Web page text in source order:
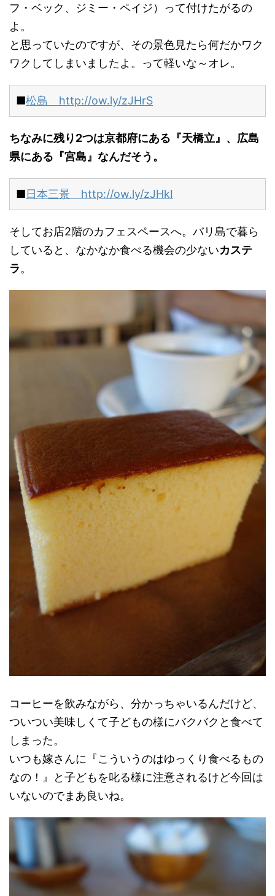
フ・ベック、ジミー・ペイジ）って付けたがるの
よ。
と思っていたのですが、その景色見たら何だかワク
ワクしてしまいましたよ。って軽いな～オレ。
■松島 http://ow.ly/zJHrS
ちなみに残り2つは京都府にある『天橋立』、広島
県にある『宮島』なんだそう。
■日本三景 http://ow.ly/zJHkI
そしてお店2階のカフェスペースへ。バリ島で暮ら
していると、なかなか食べる機会の少ないカステ
ラ。
コーヒーを飲みながら、分かっちゃいるんだけど、
ついつい美味しくて子どもの様にバクバクと食べて
しまった。
いつも嫁さんに『こういうのはゆっくり食べるもの
なの！』と子どもを叱る様に注意されるけど今回は
いないのでまあ良いね。